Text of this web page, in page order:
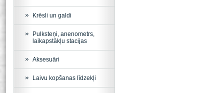
Krēsli un galdi
Pulksteņi, anenometrs,
laikapstākļu stacijas
Aksesuāri
Laivu kopšanas līdzekļi